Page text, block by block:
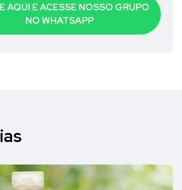
AQUI E ACESSE NOSSO GRUPO
NO WHATSAPP